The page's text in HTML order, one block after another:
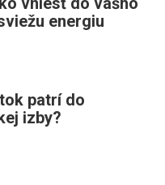
energiu
patrí do
izby?